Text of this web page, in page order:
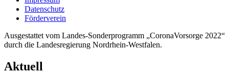
Datenschutz
Förderverein
Ausgestattet vom Landes-Sonderprogramm „CoronaVorsorge 2022“
durch die Landesregierung Nordrhein-Westfalen.
Aktuell